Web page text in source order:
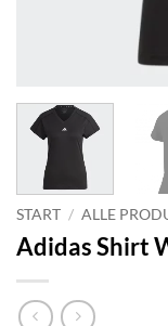
START / ALLE
Adidas Shirt